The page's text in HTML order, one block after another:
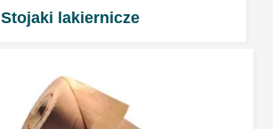
Stojaki lakiernicze